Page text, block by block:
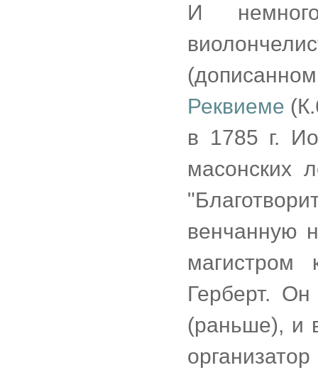
И
Реквиеме
в 1785 г.
масонских
венчанную
Герберт.
(раньше), и